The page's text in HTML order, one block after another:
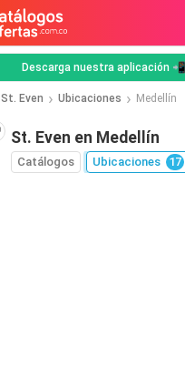
Descarga nuestra aplicación 📲
St. Even Ubicaciones Medellín
St. Even en Medellín
Catálogos Ubicaciones 17